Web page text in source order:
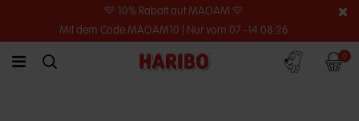
💛 10% Rabatt auf MAOAM 💛
Mit dem Code MAOAM10 | Nur vom 07.-14.08.26
link.header.menu.label
simplesearch.search.label
Konto 0